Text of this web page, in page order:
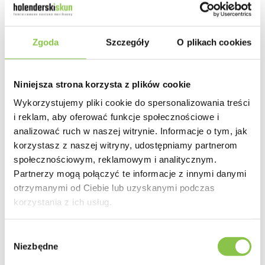
Zgoda Szczegóły O plikach cookies
Niniejsza strona korzysta z plików cookie
Wykorzystujemy pliki cookie do spersonalizowania treści
i reklam, aby oferować funkcje społecznościowe i
analizować ruch w naszej witrynie. Informacje o tym, jak
korzystasz z naszej witryny, udostępniamy partnerom
społecznościowym, reklamowym i analitycznym.
Partnerzy mogą połączyć te informacje z innymi danymi
otrzymanymi od Ciebie lub uzyskanymi podczas
korzystania z ich usług.
zgody
Niezbędne
Działanie jest dobrze zbalansowane, łącząc relaks z jasnością umysłu,
dzięki czemu Wonder Pie sprawdzi się zarówno w ciągu dnia, jak i
wieczorem.
Działanie
Zbalansowane
Smak
Owocowy, ziemisty, kwaśny